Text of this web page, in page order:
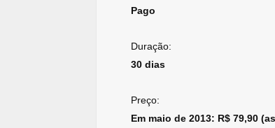
Pago
Duração:
30 dias
Preço:
Em maio de 2013: R$ 79,90